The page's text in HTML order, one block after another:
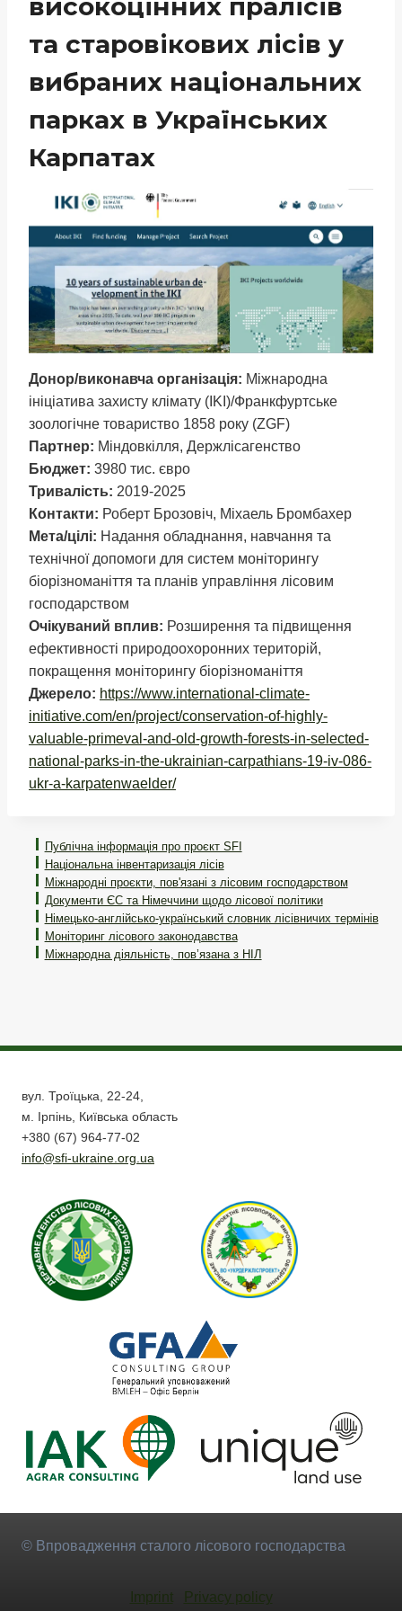
високоцінних пралісів
та старовікових лісів у
вибраних національних
парках в Українських
Карпатах
Донор/виконавча організація: Міжнародна
ініціатива захисту клімату (IKI)/Франкфуртське
зоологічне товариство 1858 року (ZGF)
Партнер: Mіндовкілля, Держлісагенство
Бюджет: 3980 тис. євро
Тривалість: 2019-2025
Контакти: Роберт Брозовіч, Міхаель Бромбахер
Мета/цілі: Надання обладнання, навчання та
технічної допомоги для систем моніторингу
біорізноманіття та планів управління лісовим
господарством
Очікуваний вплив: Розширення та підвищення
ефективності природоохоронних територій,
покращення моніторингу біорізноманіття
Джерело: https://www.international-climate-
initiative.com/en/project/conservation-of-highly-
valuable-primeval-and-old-growth-forests-in-selected-
national-parks-in-the-ukrainian-carpathians-19-iv-086-
ukr-a-karpatenwaelder/
Публічна інформація про проєкт SFI
Національна інвентаризація лісів
Міжнародні проєкти, пов'язані з лісовим господарством
Документи ЄС та Німеччини щодо лісової політики
Німецько-англійсько-український словник лісівничих термінів
Моніторинг лісового законодавства
Міжнародна діяльність, пов’язана з НІЛ
вул. Троїцька, 22-24,
м. Ірпінь, Київська область
+380 (67) 964-77-02
info@sfi-ukraine.org.ua
© Впровадження сталого лісового господарства
Imprint Privacy policy